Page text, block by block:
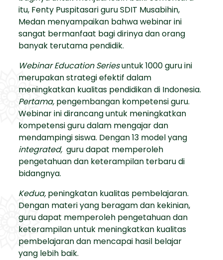
itu, Fenty Puspitasari guru SDIT Musabihin,
Medan menyampaikan bahwa webinar ini
sangat bermanfaat bagi dirinya dan orang
banyak terutama pendidik.
Webinar Education Seriesuntuk 1000 guru ini
merupakan strategi efektif dalam
meningkatkan kualitas pendidikan di Indonesia.
Pertama, pengembangan kompetensi guru.
Webinar ini dirancang untuk meningkatkan
kompetensi guru dalam mengajar dan
mendampingi siswa. Dengan 13 model yang
integrated, guru dapat memperoleh
pengetahuan dan keterampilan terbaru di
bidangnya.
Kedua, peningkatan kualitas pembelajaran.
Dengan materi yang beragam dan kekinian,
guru dapat memperoleh pengetahuan dan
keterampilan untuk meningkatkan kualitas
pembelajaran dan mencapai hasil belajar
yang lebih baik.